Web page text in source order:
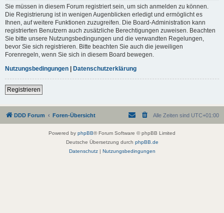
Sie müssen in diesem Forum registriert sein, um sich anmelden zu können.
Die Registrierung ist in wenigen Augenblicken erledigt und ermöglicht es
Ihnen, auf weitere Funktionen zuzugreifen. Die Board-Administration kann
registrierten Benutzern auch zusätzliche Berechtigungen zuweisen. Beachten
Sie bitte unsere Nutzungsbedingungen und die verwandten Regelungen,
bevor Sie sich registrieren. Bitte beachten Sie auch die jeweiligen
Forenregeln, wenn Sie sich in diesem Board bewegen.
Nutzungsbedingungen | Datenschutzerklärung
Registrieren
DDD Forum Foren-Übersicht Alle Zeiten sind UTC+01:00
Powered by phpBB® Forum Software © phpBB Limited
Deutsche Übersetzung durch phpBB.de
Datenschutz| Nutzungsbedingungen